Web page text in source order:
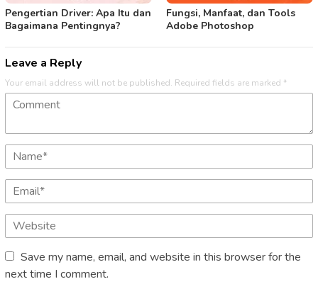
Pengertian Driver: Apa Itu dan
Bagaimana Pentingnya?
Fungsi, Manfaat, dan Tools
Adobe Photoshop
Leave a Reply
Your email address will not be published. Required fields are marked *
Save my name, email, and website in this browser for the
next time I comment.